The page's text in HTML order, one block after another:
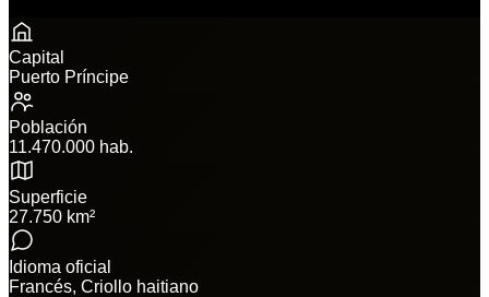
Capital
Puerto Príncipe
Población
11.470.000 hab.
Superficie
27.750 km²
Idioma oficial
Francés, Criollo haitiano